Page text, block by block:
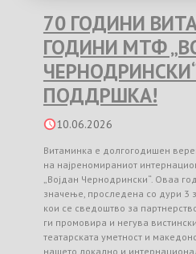
70 ГОДИНИ
ГОДИНИ МТФ
ПОДДРШКА!
10.06.2026
Витаминка е долгогодишен
на најреномираниот
„Војдан Чернодрински“. Оваа
значење, проследена со дури 3
кои се сведоштво за
ги промовира и негува
театарската уметност и
нашето локално и